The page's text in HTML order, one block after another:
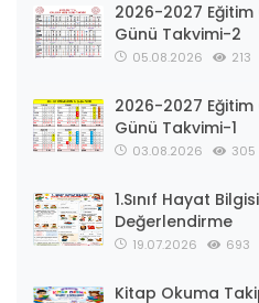
2026-2027 Eğitim
Günü Takvimi-2
05.08.2026 213
2026-2027 Eğitim
Günü Takvimi-1
03.08.2026 305
1.Sınıf Hayat
Değerlendirme
19.07.2026 693
Kitap Okuma